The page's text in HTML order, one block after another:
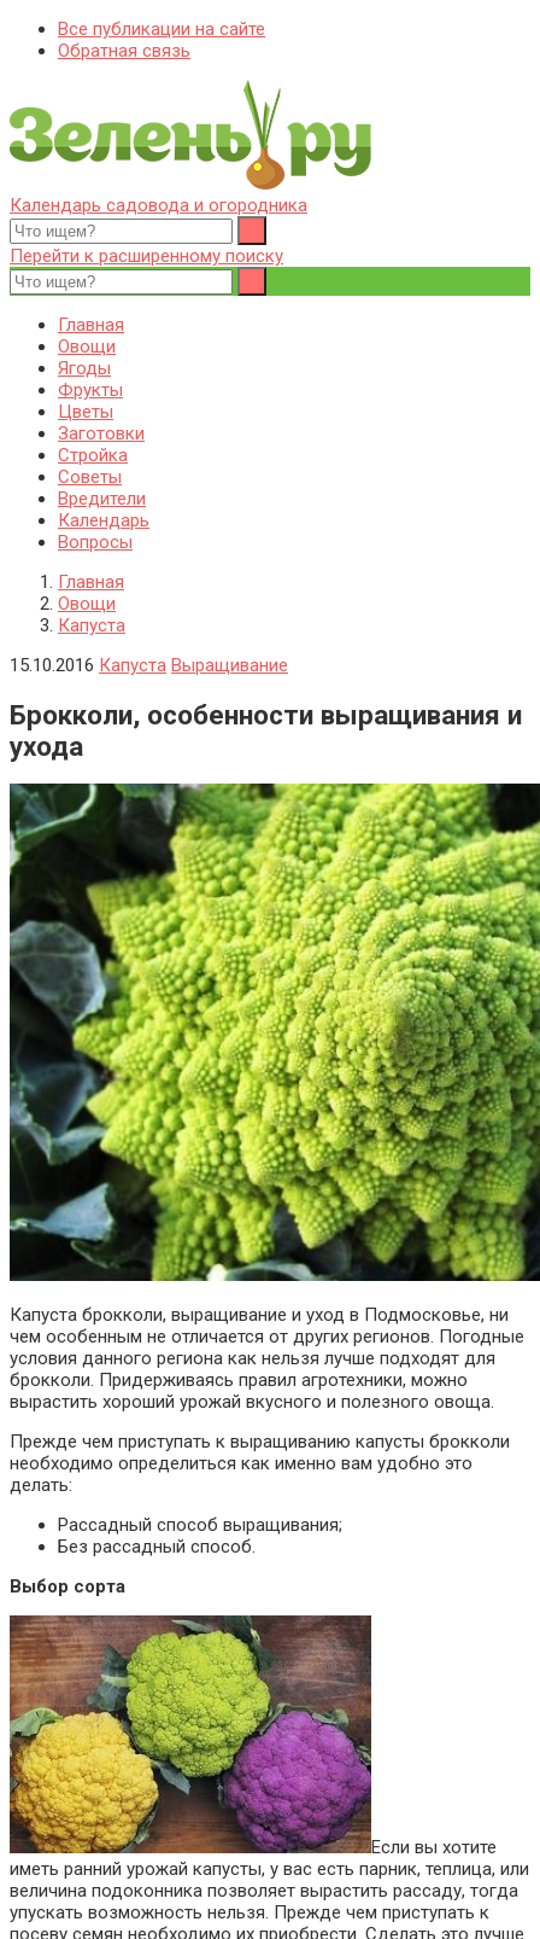
Все публикации на сайте
Обратная связь
Zelenj.ru – все про садоводство, земледелие, фермерство и
птицеводство
Особенности садоводства, земледелия, фермерства и
птицеводства. Выращивания культур, сбор и хранение урожая.
Уход за дачным участком, деревьями и кустами. Полезные
советы дачникам и садоводам
Календарь садовода и огородника
Перейти к расширенному поиску
Главная
Овощи
Ягоды
Фрукты
Цветы
Заготовки
Стройка
Советы
Вредители
Календарь
Вопросы
Главная
Овощи
Капуста
15.10.2016 Капуста Выращивание
Брокколи, особенности выращивания и
ухода
Капуста брокколи, выращивание и уход в Подмосковье, ни
чем особенным не отличается от других регионов. Погодные
условия данного региона как нельзя лучше подходят для
брокколи. Придерживаясь правил агротехники, можно
вырастить хороший урожай вкусного и полезного овоща.
Прежде чем приступать к выращиванию капусты брокколи
необходимо определиться как именно вам удобно это
делать:
Рассадный способ выращивания;
Без рассадный способ.
Выбор сорта
Если вы хотите
иметь ранний урожай капусты, у вас есть парник, теплица, или
величина подоконника позволяет вырастить рассаду, тогда
упускать возможность нельзя. Прежде чем приступать к
посеву семян необходимо их приобрести. Сделать это лучше